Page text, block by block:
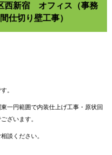
西新宿 オフィス（事務
仕切り壁工事）
。
一円範囲で内装仕上げ工事・原状回
ざいます。
談ください。